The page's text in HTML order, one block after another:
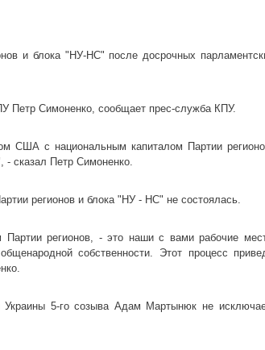
и блока "НУ-НС" после досрочных
Петр Симоненко, сообщает прес-служба КПУ.
США с национальным капиталом Партии
- сказал Петр Симоненко.
регионов и блока "НУ - НС" не состоялась.
Партии регионов, - это наши с вами рабочие
собственности. Этот процесс
5-го созыва Адам Мартынюк не